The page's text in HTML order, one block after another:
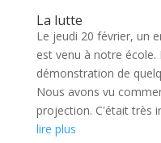
La lutte
Le jeudi 20 février, un
est venu à notre école.
démonstration de
Nous avons vu
projection. C'était très
lire plus